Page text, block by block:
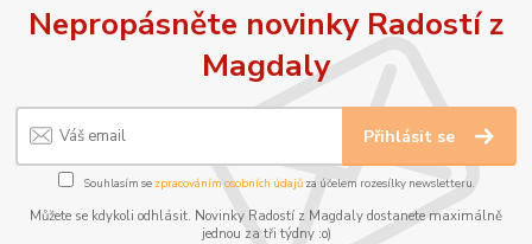
Nepropásněte novinky Radostí z
Magdaly
Přihlásit se
Souhlasím se zpracováním osobních údajůza účelem rozesílky newsletteru.
Můžete se kdykoli odhlásit. Novinky Radostí z Magdaly dostanete maximálně
jednou za tři týdny :o)